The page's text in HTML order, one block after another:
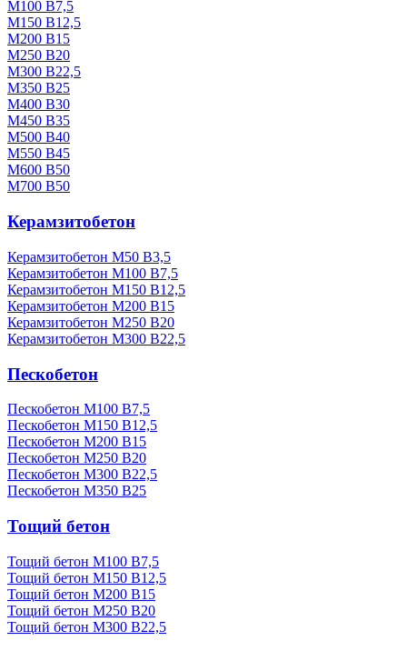
М100 В7,5
М150 В12,5
М200 В15
М250 В20
М300 В22,5
М350 В25
М400 В30
М450 В35
М500 В40
М550 В45
М600 В50
М700 В50
Керамзитобетон
Керамзитобетон М50 В3,5
Керамзитобетон М100 В7,5
Керамзитобетон М150 В12,5
Керамзитобетон М200 В15
Керамзитобетон М250 В20
Керамзитобетон М300 В22,5
Пескобетон
Пескобетон М100 В7,5
Пескобетон М150 В12,5
Пескобетон М200 В15
Пескобетон М250 В20
Пескобетон М300 В22,5
Пескобетон М350 В25
Тощий бетон
Тощий бетон М100 В7,5
Тощий бетон М150 В12,5
Тощий бетон М200 В15
Тощий бетон М250 В20
Тощий бетон М300 В22,5